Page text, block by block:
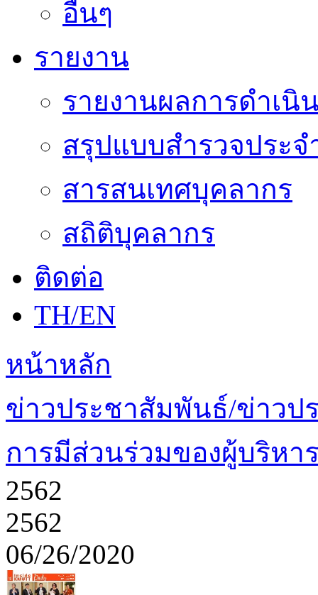
อื่นๆ
รายงาน
รายงานผลการดำเนิ
สรุปแบบสำรวจประจ
สารสนเทศบุคลากร
สถิติบุคลากร
ติดต่อ
TH/EN
หน้าหลัก
ข่าวประชาสัมพันธ์/ข่าวป
การมีส่วนร่วมของผู้บริหา
2562
2562
06/26/2020